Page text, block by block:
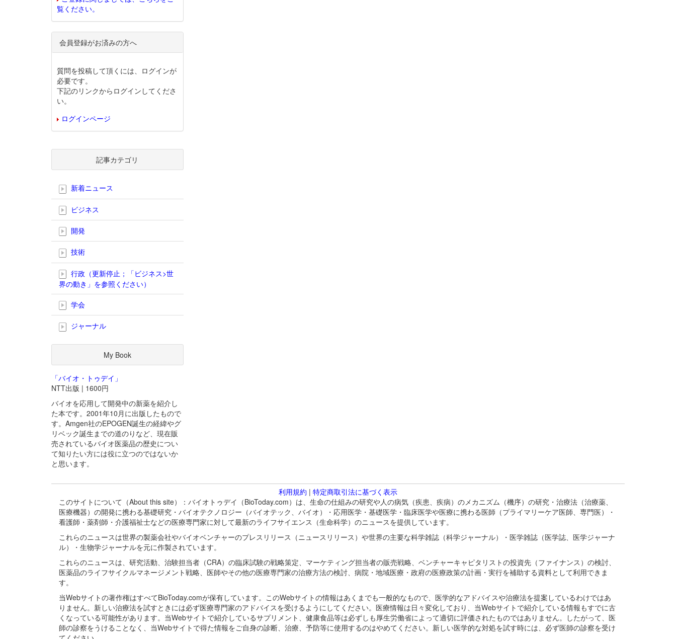
覧ください。
会員登録がお済みの方へ
質問を投稿して頂くには、ログインが
必要です。
下記のリンクからログインしてくださ
い。
ログインページ
記事カテゴリ
新着ニュース
ビジネス
開発
技術
行政（更新停止；「ビジネス>世
界の動き」を参照ください）
学会
ジャーナル
My Book
「バイオ・トゥデイ」
NTT出版 | 1600円
バイオを応用して開発中の新薬を紹介し
た本です。2001年10月に出版したもので
す。Amgen社のEPOGEN誕生の経緯やグ
リベック誕生までの道のりなど、現在販
売されているバイオ医薬品の歴史につい
て知りたい方には役に立つのではないか
と思います。
利用規約 | 特定商取引法に基づく表示
このサイトについて（About this site）：バイオトゥデイ（BioToday.com）は、生命の仕組みの研究や人の病気（疾患、疾病）のメカニズム（機序）の研究・治療法（治療薬、
医療機器）の開発に携わる基礎研究・バイオテクノロジー（バイオテック、バイオ）・応用医学・基礎医学・臨床医学や医療に携わる医師（プライマリーケア医師、専門医）・
看護師・薬剤師・介護福祉士などの医療専門家に対して最新のライフサイエンス（生命科学）のニュースを提供しています。
これらのニュースは世界の製薬会社やバイオベンチャーのプレスリリース（ニュースリリース）や世界の主要な科学雑誌（科学ジャーナル）・医学雑誌（医学誌、医学ジャーナ
ル）・生物学ジャーナルを元に作製されています。
これらのニュースは、研究活動、治験担当者（CRA）の臨床試験の戦略策定、マーケティング担当者の販売戦略、ベンチャーキャピタリストの投資先（ファイナンス）の検討、
医薬品のライフサイクルマネージメント戦略、医師やその他の医療専門家の治療方法の検討、病院・地域医療・政府の医療政策の計画・実行を補助する資料として利用できま
す。
当Webサイトの著作権はすべてBioToday.comが保有しています。このWebサイトの情報はあくまでも一般的なもので、医学的なアドバイスや治療法を提案しているわけではあ
りません。新しい治療法を試すときには必ず医療専門家のアドバイスを受けるようにしてください。医療情報は日々変化しており、当Webサイトで紹介している情報もすでに古
くなっている可能性があります。当Webサイトで紹介しているサプリメント、健康食品等は必ずしも厚生労働省によって適切に評価されたものではありません。したがって、医
師の診察をうけることなく、当Webサイトで得た情報をご自身の診断、治療、予防等に使用するのはやめてください。新しい医学的な対処を試す時には、必ず医師の診察を受け